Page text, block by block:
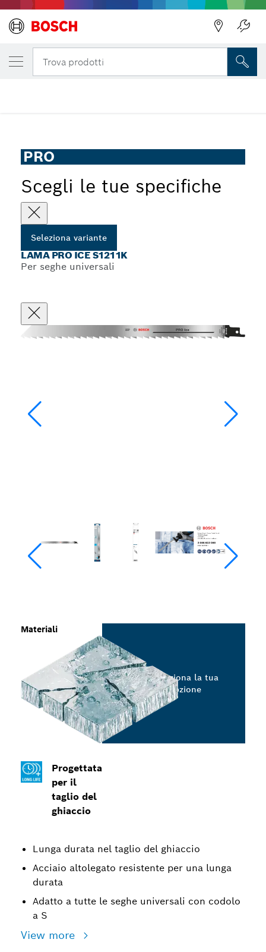
Trova prodotti
PRO
Scegli le tue specifiche
Seleziona variante
LAMA PRO ICE S1211K
Per seghe universali
Progettata
per il
taglio del
ghiaccio
Lunga durata nel taglio del ghiaccio
Acciaio altolegato resistente per una lunga
durata
Adatto a tutte le seghe universali con codolo
a S
View more
Materiali
Seleziona la tua
opzione
LA TUA VARIANTE SELEZIONATA
Lama PRO Ice S1211K